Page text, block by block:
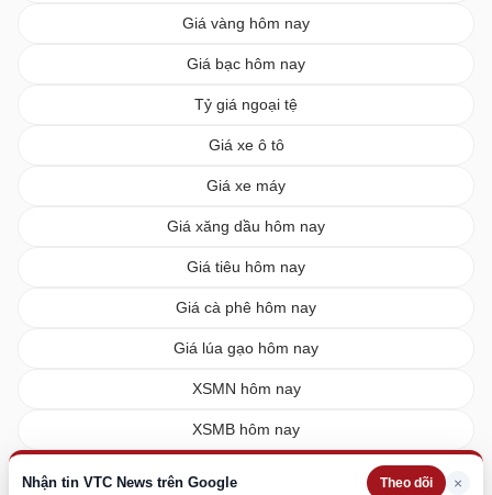
Nhận tin VTC News trên Google Theo dõi ×
Giá vàng hôm nay
Giá bạc hôm nay
Tỷ giá ngoại tệ
Giá xe ô tô
Giá xe máy
Giá xăng dầu hôm nay
Giá tiêu hôm nay
Giá cà phê hôm nay
Giá lúa gạo hôm nay
XSMN hôm nay
XSMB hôm nay